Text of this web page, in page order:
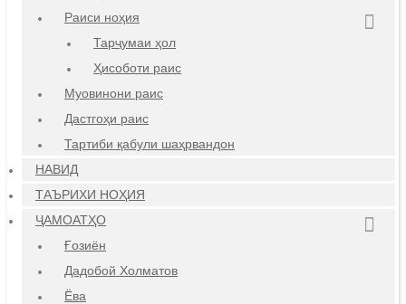
Раиси ноҳия
Тарҷумаи ҳол
Ҳисоботи раис
Муовинони раис
Дастгоҳи раис
Тартиби қабули шаҳрвандон
НАВИД
ТАЪРИХИ НОҲИЯ
ҶАМОАТҲО
Ғозиён
Дадобой Холматов
Ёва